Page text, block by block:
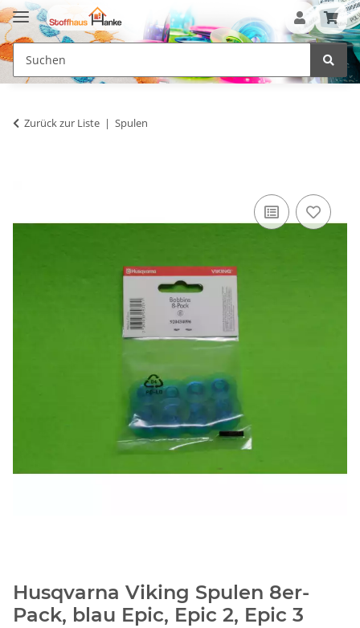
Zurück zur Liste Spulen
Husqvarna Viking Spulen 8er-
Pack, blau Epic, Epic 2, Epic 3